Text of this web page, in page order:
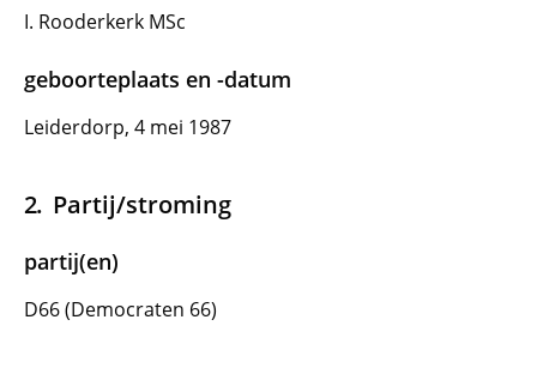
I. Rooderkerk MSc
geboorteplaats en -datum
Leiderdorp, 4 mei 1987
Partij/stroming
partij(en)
D66 (Democraten 66)